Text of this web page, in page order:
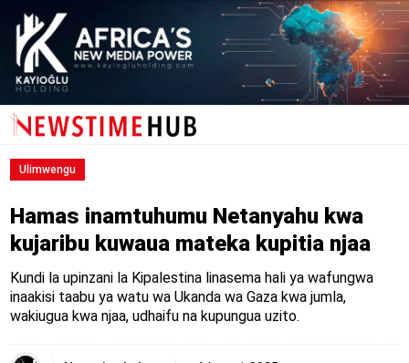
Ulimwengu
Hamas inamtuhumu Netanyahu kwa
kujaribu kuwaua mateka kupitia njaa
Kundi la upinzani la Kipalestina linasema hali ya wafungwa
inaakisi taabu ya watu wa Ukanda wa Gaza kwa jumla,
wakiugua kwa njaa, udhaifu na kupungua uzito.